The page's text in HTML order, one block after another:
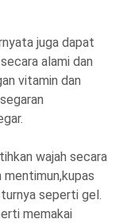
juga dapat
alami dan
vitamin dan
wajah secara
mentimun,kupas
seperti gel.
memakai